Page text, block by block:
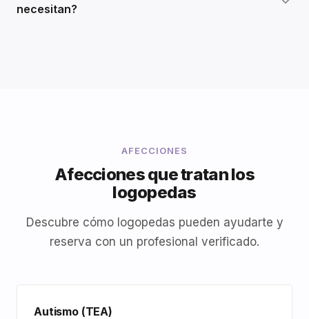
necesitan?
AFECCIONES
Afecciones que tratan los
logopedas
Descubre cómo logopedas pueden ayudarte y
reserva con un profesional verificado.
Autismo (TEA)